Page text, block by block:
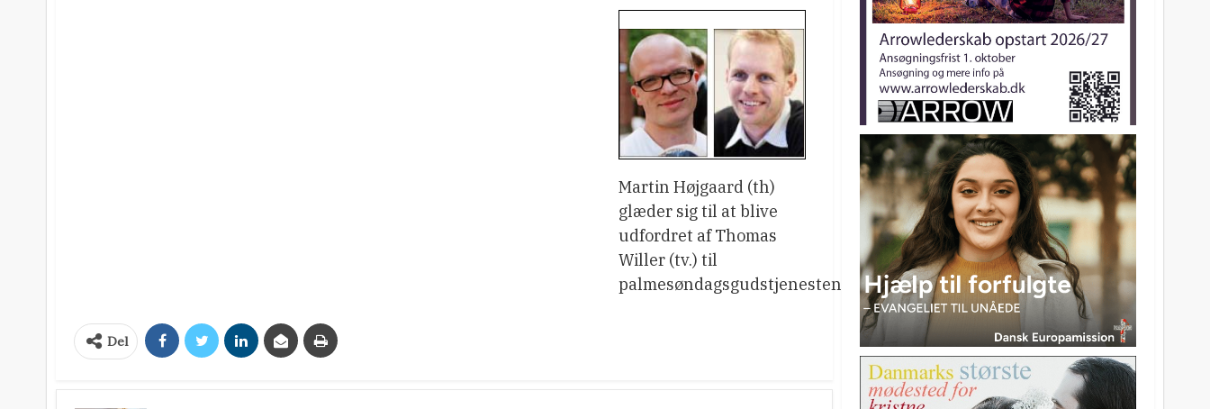
Martin Højgaard (th)
glæder sig til at blive
udfordret af Thomas
Willer (tv.) til
palmesøndagsgudstjenesten.
Del